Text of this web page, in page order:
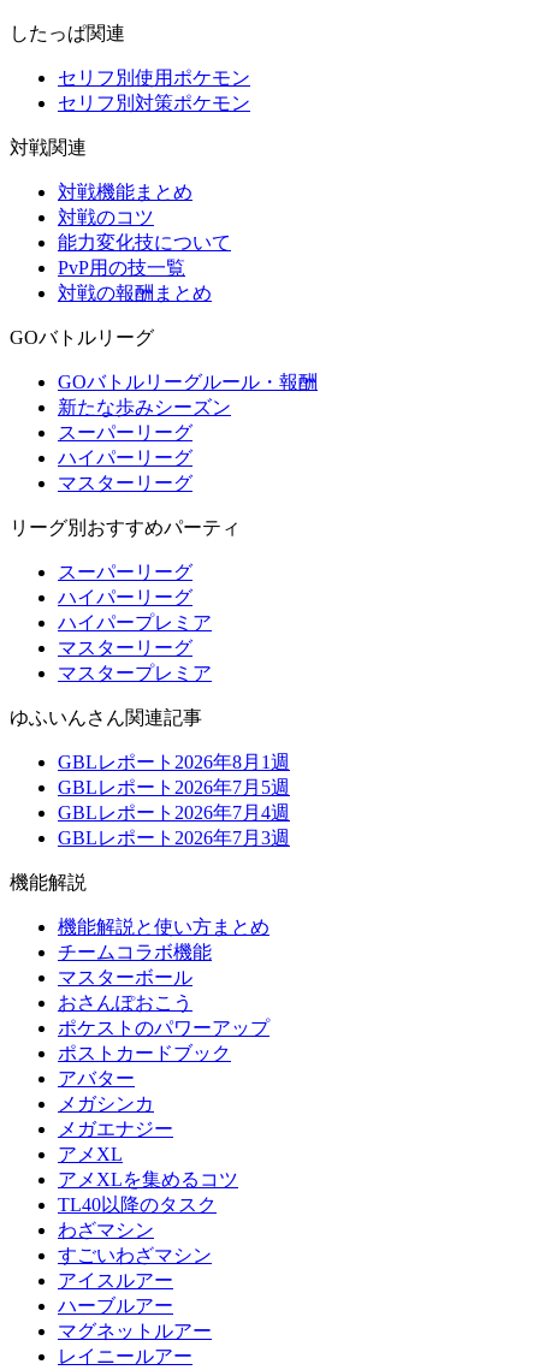
したっぱ関連
セリフ別使用ポケモン
セリフ別対策ポケモン
対戦関連
対戦機能まとめ
対戦のコツ
能力変化技について
PvP用の技一覧
対戦の報酬まとめ
GOバトルリーグ
GOバトルリーグルール・報酬
新たな歩みシーズン
スーパーリーグ
ハイパーリーグ
マスターリーグ
リーグ別おすすめパーティ
スーパーリーグ
ハイパーリーグ
ハイパープレミア
マスターリーグ
マスタープレミア
ゆふいんさん関連記事
GBLレポート2026年8月1週
GBLレポート2026年7月5週
GBLレポート2026年7月4週
GBLレポート2026年7月3週
機能解説
機能解説と使い方まとめ
チームコラボ機能
マスターボール
おさんぽおこう
ポケストのパワーアップ
ポストカードブック
アバター
メガシンカ
メガエナジー
アメXL
アメXLを集めるコツ
TL40以降のタスク
わざマシン
すごいわざマシン
アイスルアー
ハーブルアー
マグネットルアー
レイニールアー